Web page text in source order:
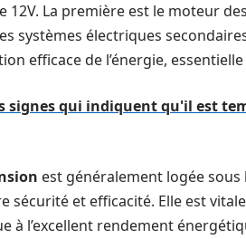
12V. La première est le moteur
systèmes électriques
efficace de l’énergie,
signes qui indiquent qu'il est
est généralement logée
sécurité et efficacité. Elle est
à l’excellent rendement